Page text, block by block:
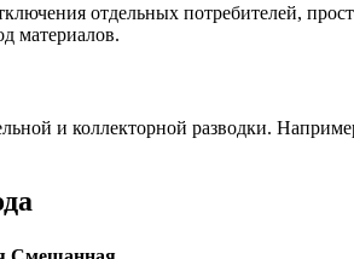
отдельных потребителей,
материалов.
и коллекторной разводки.